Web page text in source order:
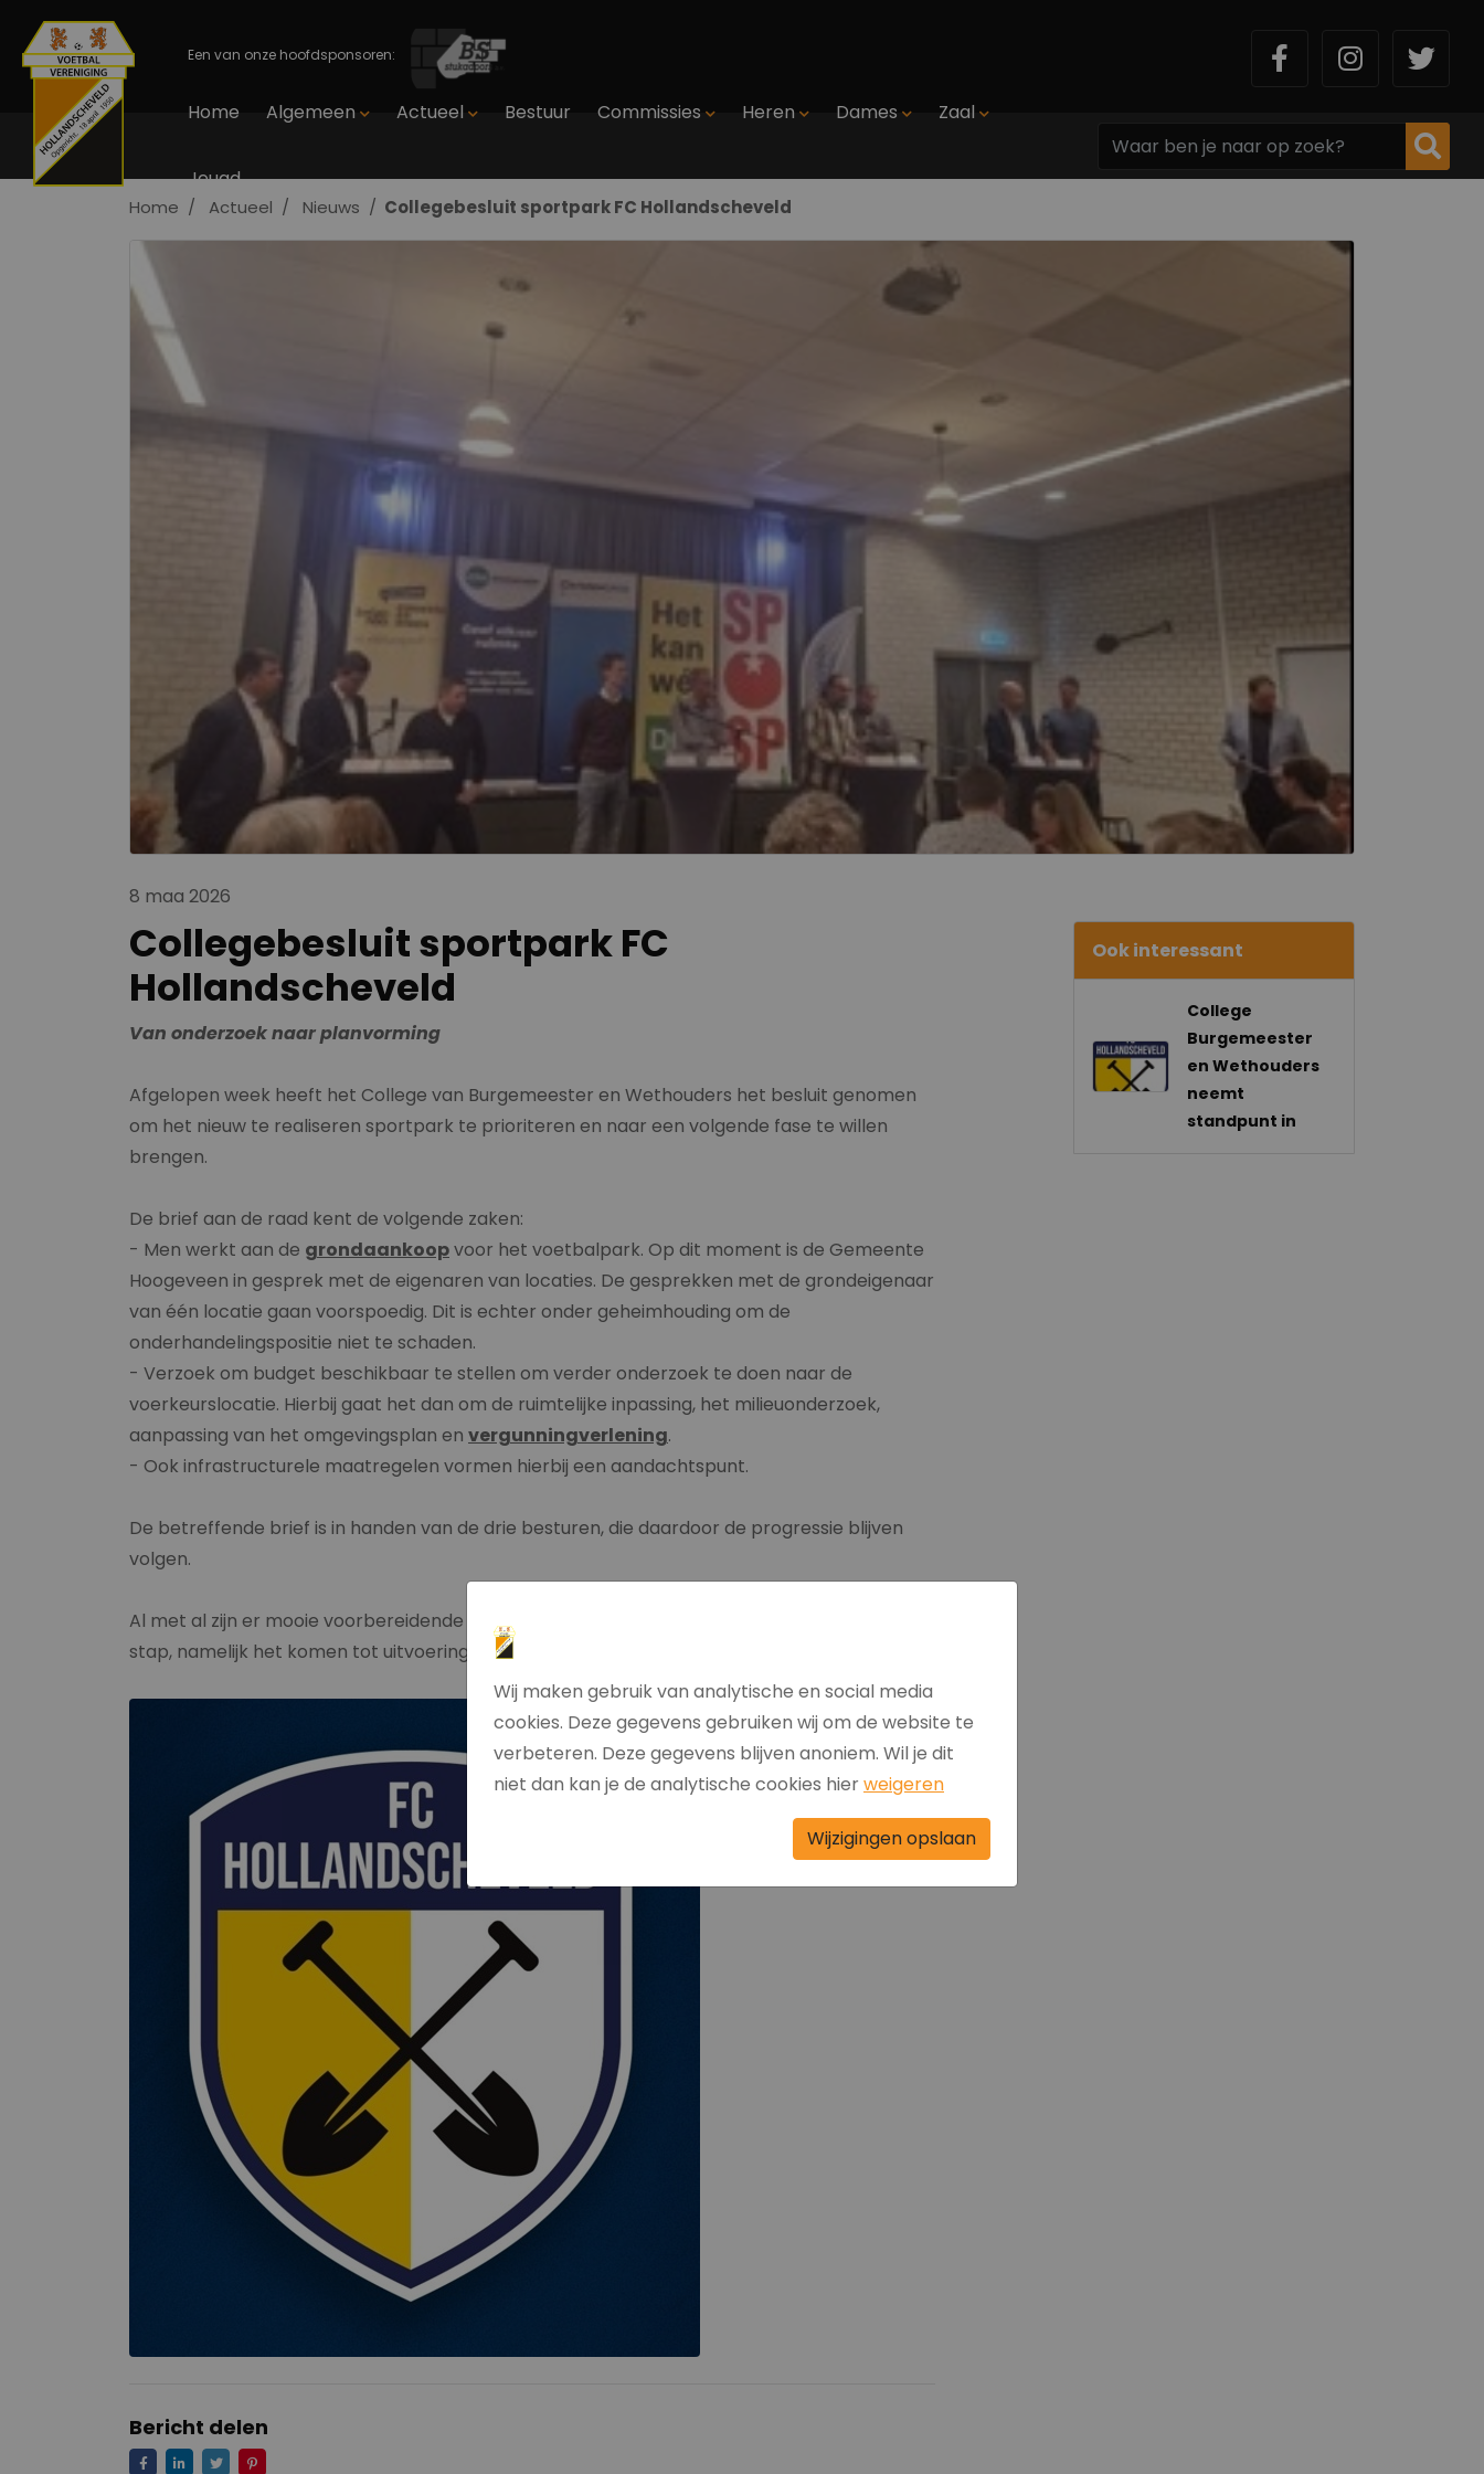
Een van onze hoofdsponsoren:
Home Algemeen Actueel Bestuur Commissies Heren Dames Zaal
Jeugd
Home Actueel Nieuws Collegebesluit sportpark FC Hollandscheveld
8 maa 2026
Collegebesluit sportpark FC
Hollandscheveld
Van onderzoek naar planvorming
Afgelopen week heeft het College van Burgemeester en Wethouders het besluit genomen
om het nieuw te realiseren sportpark te prioriteren en naar een volgende fase te willen
brengen.
De brief aan de raad kent de volgende zaken:
- Men werkt aan de grondaankoopvoor het voetbalpark. Op dit moment is de Gemeente
Hoogeveen in gesprek met de eigenaren van locaties. De gesprekken met de grondeigenaar
van één locatie gaan voorspoedig. Dit is echter onder geheimhouding om de
onderhandelingspositie niet te schaden.
- Verzoek om budget beschikbaar te stellen om verder onderzoek te doen naar de
voerkeurslocatie. Hierbij gaat het dan om de ruimtelijke inpassing, het milieuonderzoek,
aanpassing van het omgevingsplan en vergunningverlening.
- Ook infrastructurele maatregelen vormen hierbij een aandachtspunt.
De betreffende brief is in handen van de drie besturen, die daardoor de progressie blijven
volgen.
Al met al zijn er mooie voorbereidende stappen gezet en zien wij uit naar de belangrijkste
stap, namelijk het komen tot uitvoering van het nieuwe sportpark voor FC Hollandscheveld.
Bericht delen
Ook interessant
College
Burgemeester
en Wethouders
neemt
standpunt in
Wij maken gebruik van analytische en social media
cookies. Deze gegevens gebruiken wij om de website te
verbeteren. Deze gegevens blijven anoniem. Wil je dit
niet dan kan je de analytische cookies hierweigeren
Wijzigingen opslaan